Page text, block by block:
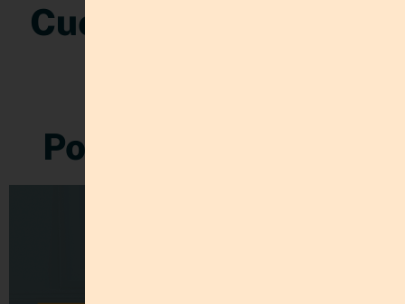
Cuéntame que te ha
Post Relacionados